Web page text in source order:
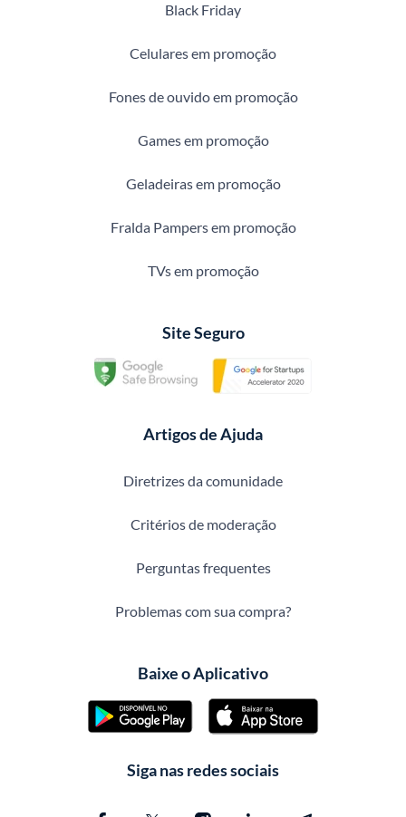
Black Friday
Celulares em promoção
Fones de ouvido em promoção
Games em promoção
Geladeiras em promoção
Fralda Pampers em promoção
TVs em promoção
Site Seguro
Artigos de Ajuda
Diretrizes da comunidade
Critérios de moderação
Perguntas frequentes
Problemas com sua compra?
Baixe o Aplicativo
Siga nas redes sociais